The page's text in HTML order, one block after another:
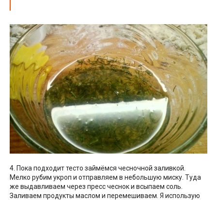
4. Пока подходит тесто займёмся чесночной заливкой.
Мелко рубим укроп и отправляем в небольшую миску. Туда
же выдавливаем через пресс чеснок и всыпаем соль.
Заливаем продукты маслом и перемешиваем. Я использую